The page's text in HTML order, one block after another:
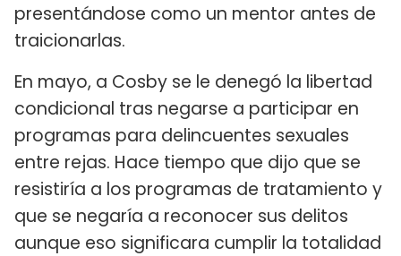
presentándose como un mentor antes de
traicionarlas.
En mayo, a Cosby se le denegó la libertad
condicional tras negarse a participar en
programas para delincuentes sexuales
entre rejas. Hace tiempo que dijo que se
resistiría a los programas de tratamiento y
que se negaría a reconocer sus delitos
aunque eso significara cumplir la totalidad